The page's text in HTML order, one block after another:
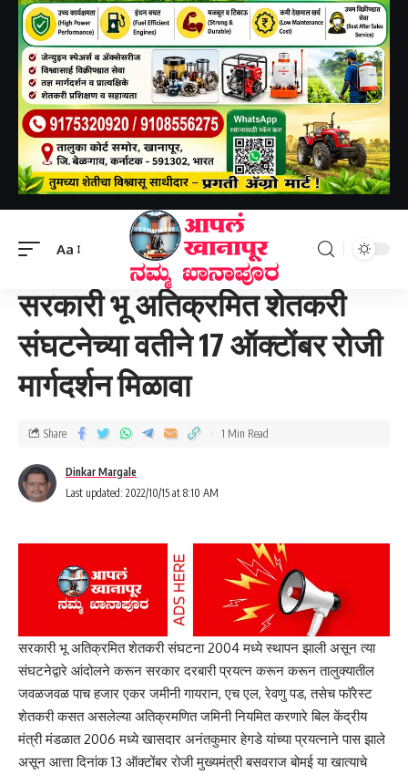
Aa
खानापूर तालुका>सरकारी भू अतिक्रमित शेतकरी संघटनेच्या वतीने 17 ऑक्टोंबर रोजी मार्गदर्शन मिळावा
सरकारी भू अतिक्रमित शेतकरी
संघटनेच्या वतीने 17 ऑक्टोंबर रोजी
मार्गदर्शन मिळावा
Last updated: 2022/10/15 at 8:10 AM
Dinkar Margale
Share 1 Min Read
सरकारी भू अतिक्रमित शेतकरी संघटना 2004 मध्ये स्थापन झाली असून त्या
संघटनेद्वारे आंदोलने करून सरकार दरबारी प्रयत्न करून करून तालुक्यातील
जवळजवळ पाच हजार एकर जमीनी गायरान, एच एल, रेवणु पड, तसेच फॉरेस्ट
शेतकरी कसत असलेल्या अतिक्रमणित जमिनी नियमित करणारे बिल केंद्रीय
मंत्री मंडळात 2006 मध्ये खासदार अनंतकुमार हेगडे यांच्या प्रयत्नाने पास झाले
असून आत्ता दिनांक 13 ऑक्टोंबर रोजी मुख्यमंत्री बसवराज बोमई या खात्याचे